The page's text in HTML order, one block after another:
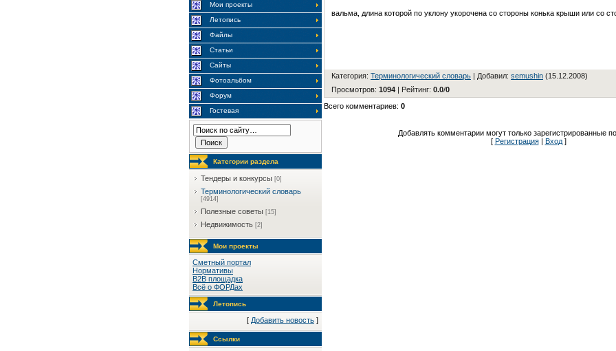
Мои проекты
Летопись
Файлы
Статьи
Сайты
Фотоальбом
Форум
Гостевая
Категории раздела
Тендеры и конкурсы [0]
Терминологический словарь
[4914]
Полезные советы [15]
Недвижимость [2]
Мои проекты
Сметный портал
Нормативы
B2B площадка
Всё о ФОРДах
Летопись
[ Добавить новость ]
Ссылки
вальма, длина которой по уклону укорочена со стороны конька крыши или со
Категория: Терминологический словарь | Добавил: semushin (15.12.2008)
Просмотров: 1094 | Рейтинг: 0.0/0
Всего комментариев: 0
Добавлять комментарии могут только зарегистрированные
[ Регистрация| Вход]